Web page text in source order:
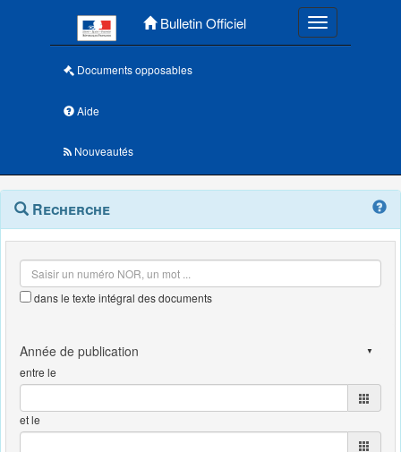
Bulletin Officiel Toggle
Documents opposables
Aide
Nouveautés
Navigation
outils
Menu
contextuel
Recherche
dans le texte intégral des documents
entre le
et le